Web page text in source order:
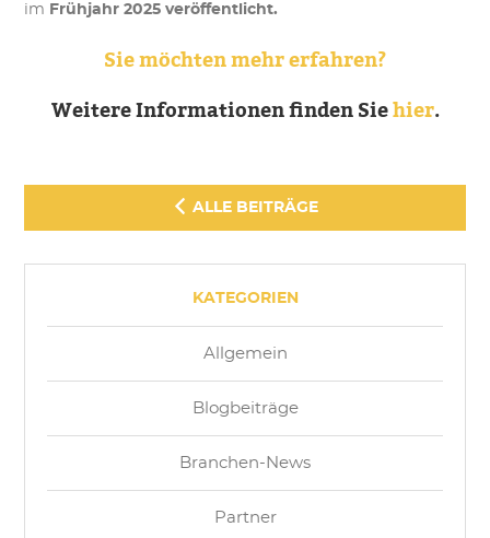
im Frühjahr 2025 veröffentlicht.
Sie möchten mehr erfahren?
Weitere Informationen finden Siehier.
ALLE BEITRÄGE
KATEGORIEN
Allgemein
Blogbeiträge
Branchen-News
Partner